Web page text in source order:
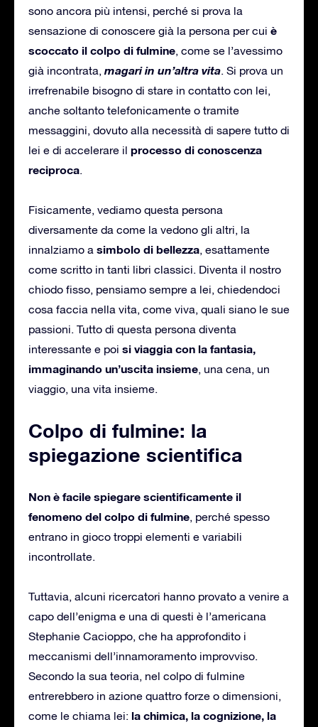
sono ancora più intensi, perché si prova la
sensazione di conoscere già la persona per cui è
scoccato il colpo di fulmine, come se l’avessimo
già incontrata, magari in un’altra vita. Si prova un
irrefrenabile bisogno di stare in contatto con lei,
anche soltanto telefonicamente o tramite
messaggini, dovuto alla necessità di sapere tutto di
lei e di accelerare il processo di conoscenza
reciproca.
Fisicamente, vediamo questa persona
diversamente da come la vedono gli altri, la
innalziamo a simbolo di bellezza, esattamente
come scritto in tanti libri classici. Diventa il nostro
chiodo fisso, pensiamo sempre a lei, chiedendoci
cosa faccia nella vita, come viva, quali siano le sue
passioni. Tutto di questa persona diventa
interessante e poi si viaggia con la fantasia,
immaginando un’uscita insieme, una cena, un
viaggio, una vita insieme.
Colpo di fulmine: la
spiegazione scientifica
Non è facile spiegare scientificamente il
fenomeno del colpo di fulmine, perché spesso
entrano in gioco troppi elementi e variabili
incontrollate.
Tuttavia, alcuni ricercatori hanno provato a venire a
capo dell’enigma e una di questi è l’americana
Stephanie Cacioppo, che ha approfondito i
meccanismi dell’innamoramento improvviso.
Secondo la sua teoria, nel colpo di fulmine
entrerebbero in azione quattro forze o dimensioni,
come le chiama lei: la chimica, la cognizione, la